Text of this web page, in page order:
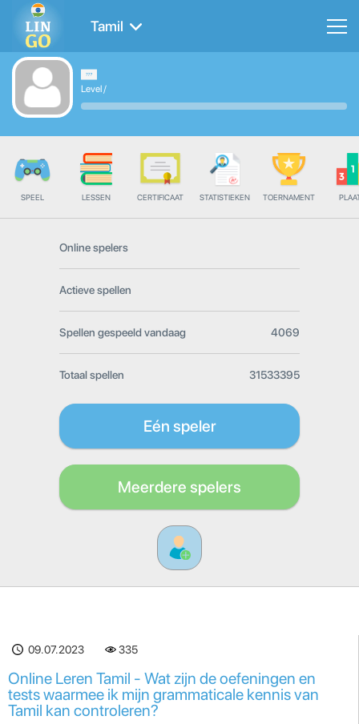
Tamil
Level/
SPEEL LESSEN CERTIFICAAT STATISTIEKEN TOERNAMENT
Online spelers
Actieve spellen
Spellen gespeeld vandaag 4069
Totaal spellen 31533395
Eén speler
Meerdere spelers
09.07.2023 335
Online Leren Tamil - Wat zijn de oefeningen en
tests waarmee ik mijn grammaticale kennis van
Tamil kan controleren?